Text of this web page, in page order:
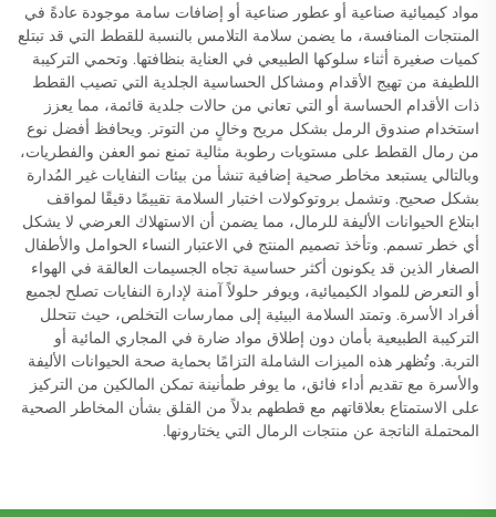
مواد كيميائية صناعية أو عطور صناعية أو إضافات سامة موجودة عادةً في
المنتجات المنافسة، ما يضمن سلامة التلامس بالنسبة للقطط التي قد تبتلع
كميات صغيرة أثناء سلوكها الطبيعي في العناية بنظافتها. وتحمي التركيبة
اللطيفة من تهيج الأقدام ومشاكل الحساسية الجلدية التي تصيب القطط
ذات الأقدام الحساسة أو التي تعاني من حالات جلدية قائمة، مما يعزز
استخدام صندوق الرمل بشكل مريح وخالٍ من التوتر. ويحافظ أفضل نوع
من رمال القطط على مستويات رطوبة مثالية تمنع نمو العفن والفطريات،
وبالتالي يستبعد مخاطر صحية إضافية تنشأ من بيئات النفايات غير المُدارة
بشكل صحيح. وتشمل بروتوكولات اختبار السلامة تقييمًا دقيقًا لمواقف
ابتلاع الحيوانات الأليفة للرمال، مما يضمن أن الاستهلاك العرضي لا يشكل
أي خطر تسمم. وتأخذ تصميم المنتج في الاعتبار النساء الحوامل والأطفال
الصغار الذين قد يكونون أكثر حساسية تجاه الجسيمات العالقة في الهواء
أو التعرض للمواد الكيميائية، ويوفر حلولاً آمنة لإدارة النفايات تصلح لجميع
أفراد الأسرة. وتمتد السلامة البيئية إلى ممارسات التخلص، حيث تتحلل
التركيبة الطبيعية بأمان دون إطلاق مواد ضارة في المجاري المائية أو
التربة. وتُظهر هذه الميزات الشاملة التزامًا بحماية صحة الحيوانات الأليفة
والأسرة مع تقديم أداء فائق، ما يوفر طمأنينة تمكن المالكين من التركيز
على الاستمتاع بعلاقاتهم مع قططهم بدلاً من القلق بشأن المخاطر الصحية
المحتملة الناتجة عن منتجات الرمال التي يختارونها.